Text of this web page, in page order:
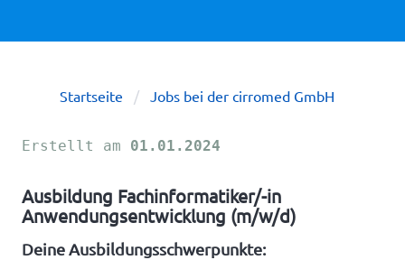
Startseite Jobs bei der cirromed GmbH
Erstellt am 01.01.2024
Ausbildung Fachinformatiker/-in
Anwendungsentwicklung (m/w/d)
Deine Ausbildungsschwerpunkte: